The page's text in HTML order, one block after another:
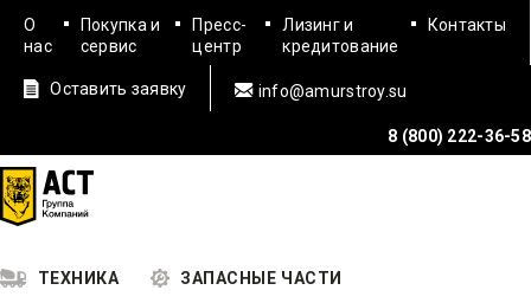
О
нас
Покупка и
сервис
Пресс-
центр
Лизинг и
кредитование
Контакты
Оставить заявку info@amurstroy.su
8 (800) 222-36-58
ТЕХНИКА ЗАПАСНЫЕ ЧАСТИ